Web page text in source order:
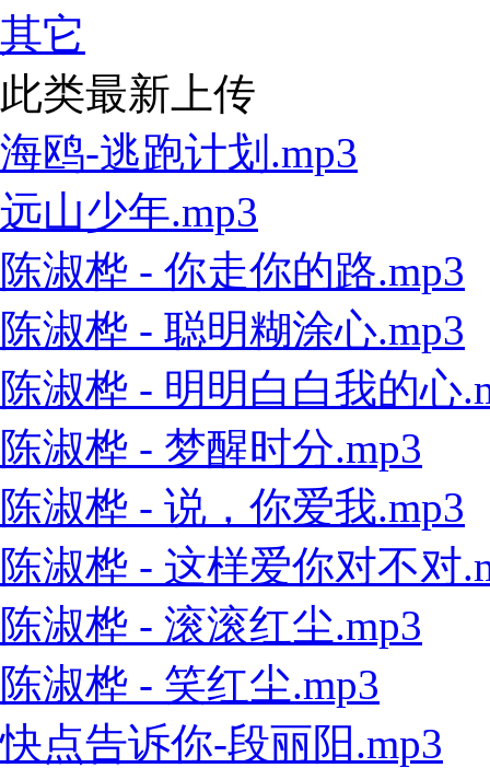
其它
此类最新上传
海鸥-逃跑计划.mp3
远山少年.mp3
陈淑桦 - 你走你的路.mp3
陈淑桦 - 聪明糊涂心.mp3
陈淑桦 - 明明白白我的心
陈淑桦 - 梦醒时分.mp3
陈淑桦 - 说，你爱我.mp3
陈淑桦 - 这样爱你对不对
陈淑桦 - 滚滚红尘.mp3
陈淑桦 - 笑红尘.mp3
快点告诉你-段丽阳.mp3